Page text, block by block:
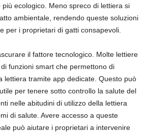
ecologico. Meno spreco di lettiera si
ambientale, rendendo queste soluzioni
per i proprietari di gatti consapevoli.
il fattore tecnologico. Molte lettiere
funzioni smart che permettono di
lettiera tramite app dedicate. Questo può
per tenere sotto controllo la salute del
nelle abitudini di utilizzo della lettiera
di salute. Avere accesso a queste
può aiutare i proprietari a intervenire